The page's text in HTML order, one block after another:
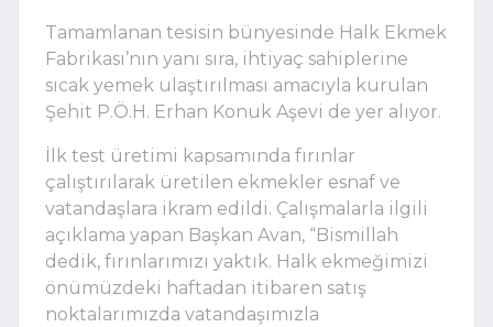
Tamamlanan tesisin bünyesinde Halk Ekmek
Fabrikası’nın yanı sıra, ihtiyaç sahiplerine
sıcak yemek ulaştırılması amacıyla kurulan
Şehit P.Ö.H. Erhan Konuk Aşevi de yer alıyor.
İlk test üretimi kapsamında fırınlar
çalıştırılarak üretilen ekmekler esnaf ve
vatandaşlara ikram edildi. Çalışmalarla ilgili
açıklama yapan Başkan Avan, “Bismillah
dedik, fırınlarımızı yaktık. Halk ekmeğimizi
önümüzdeki haftadan itibaren satış
noktalarımızda vatandaşımızla